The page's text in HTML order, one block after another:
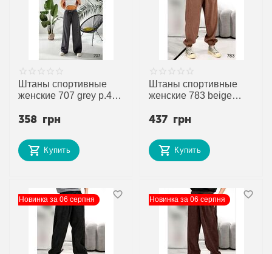
Штаны спортивные
женские 707 grey р.44-
оптом от прямого
358 грн
Купить
Штаны спортивные
женские 783 beige
недорого оптом от
437 грн
Купить
Новинка за 06 серпня Новинка за 06 серпня